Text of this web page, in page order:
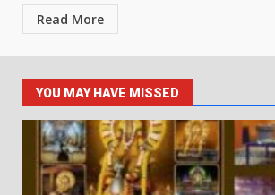
Read More
YOU MAY HAVE MISSED